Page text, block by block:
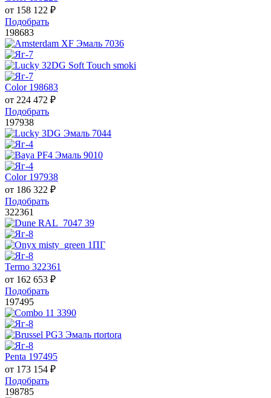
от 158 122 ₽
Подобрать
198683
Color 198683
от 224 472 ₽
Подобрать
197938
Color 197938
от 186 322 ₽
Подобрать
322361
Termo 322361
от 162 653 ₽
Подобрать
197495
Penta 197495
от 173 154 ₽
Подобрать
198785